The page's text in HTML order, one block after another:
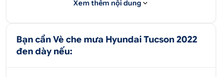
đen dày Sonet giúp hạn chế được một phần
nhiệt lượng và bức xạ từ mặt trời chiếu vào xe
Xem thêm nội dung
Bạn cần Vè che mưa Hyundai Tucson 2022
đen dày nếu: